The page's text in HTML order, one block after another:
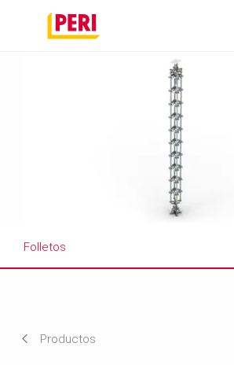
Folletos
Productos